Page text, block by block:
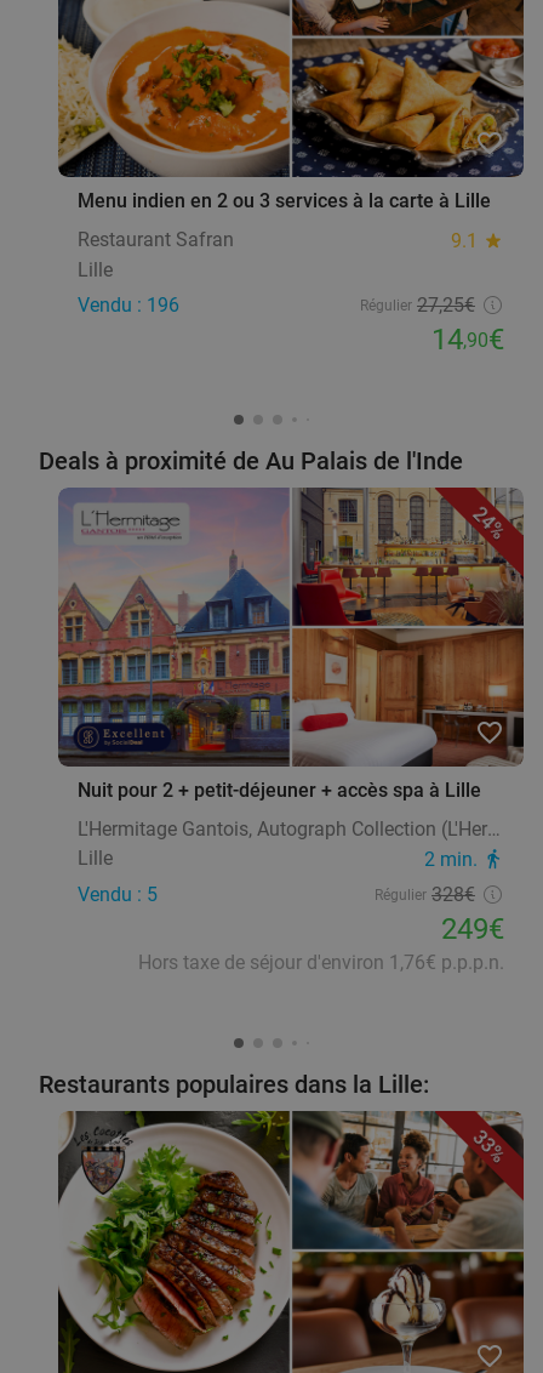
favorite_border
Menu indien en 2 ou 3 services à la carte à Lille
Restaurant Safran
9.1 star
Lille
Vendu : 196
Régulier 27,25€
14,90€
Deals à proximité de Au Palais de l'Inde
24%
favorite_border
Nuit pour 2 + petit-déjeuner + accès spa à Lille
L'Hermitage Gantois, Autograph Collection (L'Hermitage Gantois)
Lille
2 min. directions_walk
Vendu : 5 Régulier 328€
249€
Hors taxe de séjour d'environ 1,76€ p.p.p.n.
Restaurants populaires dans la Lille:
33%
favorite_border